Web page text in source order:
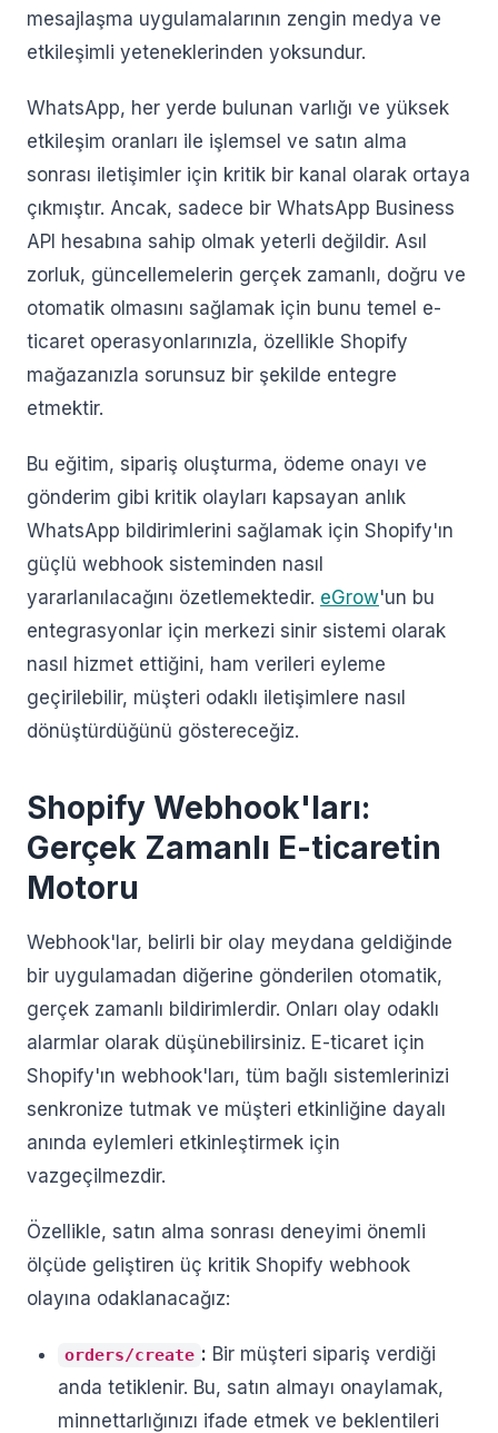
mesajlaşma uygulamalarının zengin medya ve
etkileşimli yeteneklerinden yoksundur.
WhatsApp, her yerde bulunan varlığı ve yüksek
etkileşim oranları ile işlemsel ve satın alma
sonrası iletişimler için kritik bir kanal olarak ortaya
çıkmıştır. Ancak, sadece bir WhatsApp Business
API hesabına sahip olmak yeterli değildir. Asıl
zorluk, güncellemelerin gerçek zamanlı, doğru ve
otomatik olmasını sağlamak için bunu temel e-
ticaret operasyonlarınızla, özellikle Shopify
mağazanızla sorunsuz bir şekilde entegre
etmektir.
Bu eğitim, sipariş oluşturma, ödeme onayı ve
gönderim gibi kritik olayları kapsayan anlık
WhatsApp bildirimlerini sağlamak için Shopify'ın
güçlü webhook sisteminden nasıl
yararlanılacağını özetlemektedir. eGrow'un bu
entegrasyonlar için merkezi sinir sistemi olarak
nasıl hizmet ettiğini, ham verileri eyleme
geçirilebilir, müşteri odaklı iletişimlere nasıl
dönüştürdüğünü göstereceğiz.
Shopify Webhook'ları:
Gerçek Zamanlı E-ticaretin
Motoru
Webhook'lar, belirli bir olay meydana geldiğinde
bir uygulamadan diğerine gönderilen otomatik,
gerçek zamanlı bildirimlerdir. Onları olay odaklı
alarmlar olarak düşünebilirsiniz. E-ticaret için
Shopify'ın webhook'ları, tüm bağlı sistemlerinizi
senkronize tutmak ve müşteri etkinliğine dayalı
anında eylemleri etkinleştirmek için
vazgeçilmezdir.
Özellikle, satın alma sonrası deneyimi önemli
ölçüde geliştiren üç kritik Shopify webhook
olayına odaklanacağız:
orders/create : Bir müşteri sipariş verdiği
anda tetiklenir. Bu, satın almayı onaylamak,
minnettarlığınızı ifade etmek ve beklentileri